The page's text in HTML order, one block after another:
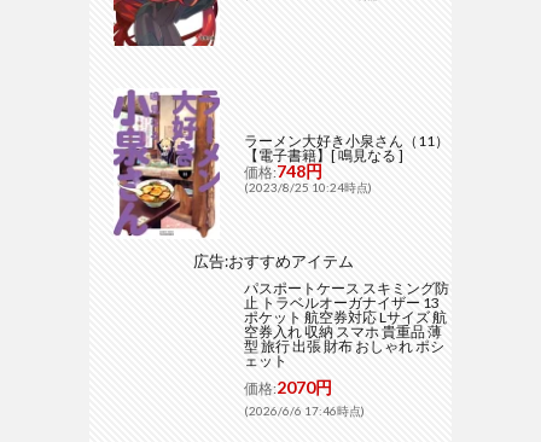
ラーメン大好き小泉さん（11）
【電子書籍】[ 鳴見なる ]
価格:748円
(2023/8/25 10:24時点)
広告:おすすめアイテム
パスポートケース スキミング防
止 トラベルオーガナイザー 13
ポケット 航空券対応 Lサイズ 航
空券入れ 収納 スマホ 貴重品 薄
型 旅行 出張 財布 おしゃれ ポシ
ェット
価格:2070円
(2026/6/6 17:46時点)